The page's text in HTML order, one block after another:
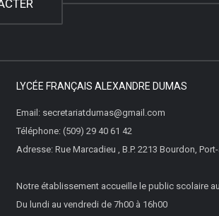
LYCÉE FRANÇAIS ALEXANDRE DUMAS
Email: secretariatdumas@gmail.com
Téléphone: (509) 29 40 61 42
Adresse: Rue Marcadieu , B.P. 2213 Bourdon,
Notre établissement accueille le public scolaire
Du lundi au vendredi de 7h00 à 16h00